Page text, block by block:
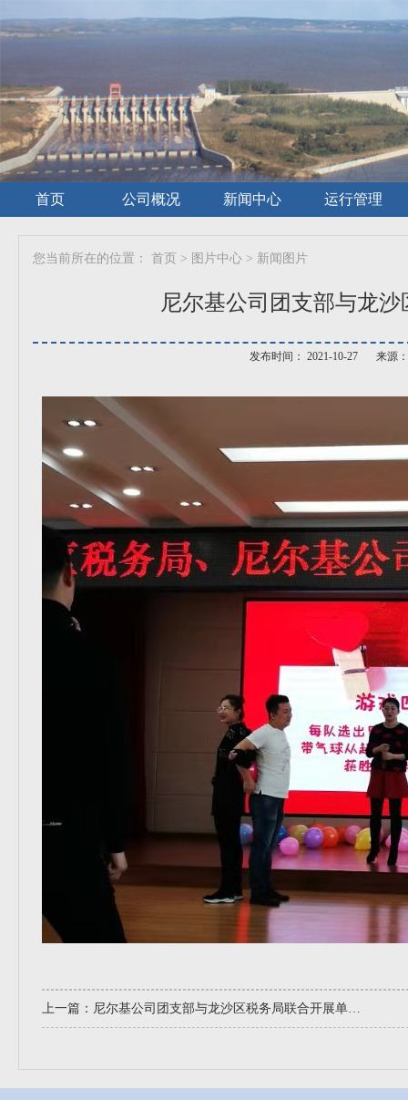
首页 公司概况 新闻中心 运行管理
您当前所在的位置： 首页 > 图片中心 > 新闻图片
尼尔基公司团支部与龙
发布时间： 2021-10-27 来源
上一篇： 尼尔基公司团支部与龙沙区税务局联合开展单身青年联谊活动